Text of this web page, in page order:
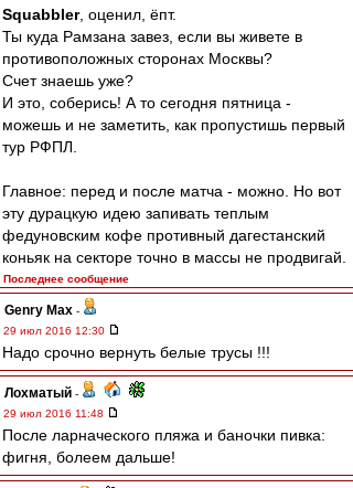
Squabbler, оценил, ёпт.
Ты куда Рамзана завез, если вы живете в
противоположных сторонах Москвы?
Счет знаешь уже?
И это, соберись! А то сегодня пятница -
можешь и не заметить, как пропустишь первый
тур РФПЛ.
Главное: перед и после матча - можно. Но вот
эту дурацкую идею запивать теплым
федуновским кофе противный дагестанский
коньяк на секторе точно в массы не продвигай.
Последнее сообщение
Genry Max -
29 июл 2016 12:30
Надо срочно вернуть белые трусы !!!
Лохматый -
29 июл 2016 11:48
После ларначеского пляжа и баночки пивка:
фигня, болеем дальше!